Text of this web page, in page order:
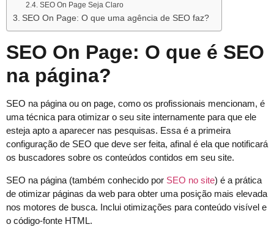
SEO On Page Seja Claro
SEO On Page: O que uma agência de SEO faz?
SEO On Page: O que é SEO
na página?
SEO na página ou on page, como os profissionais mencionam, é
uma técnica para otimizar o seu site internamente para que ele
esteja apto a aparecer nas pesquisas. Essa é a primeira
configuração de SEO que deve ser feita, afinal é ela que notificará
os buscadores sobre os conteúdos contidos em seu site.
SEO na pági­na (tam­bém con­heci­do por SEO no site) é a práti­ca
de otimizar pági­nas da web para obter uma posição mais ele­va­da
nos motores de bus­ca. Inclui otimiza­ções para con­teú­do visív­el e
o códi­go-fonte HTML.